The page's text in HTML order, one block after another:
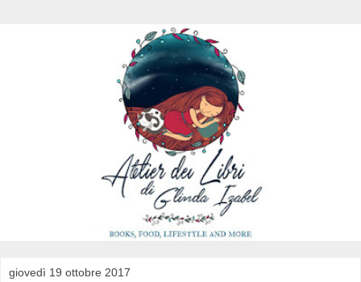
giovedì 19 ottobre 2017